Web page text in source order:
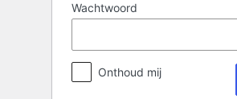
Wachtwoord
Onthoud mij